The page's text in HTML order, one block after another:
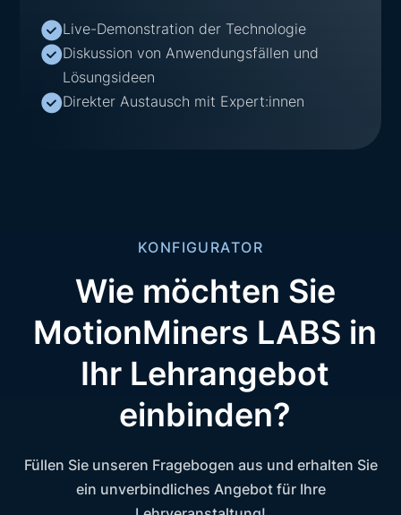
Live-Demonstration der Technologie
Diskussion von Anwendungsfällen und
Lösungsideen
Direkter Austausch mit Expert:innen
KONFIGURATOR
Wie möchten Sie
MotionMiners LABS in
Ihr Lehrangebot
einbinden?
Füllen Sie unseren Fragebogen aus und erhalten Sie
ein unverbindliches Angebot für Ihre